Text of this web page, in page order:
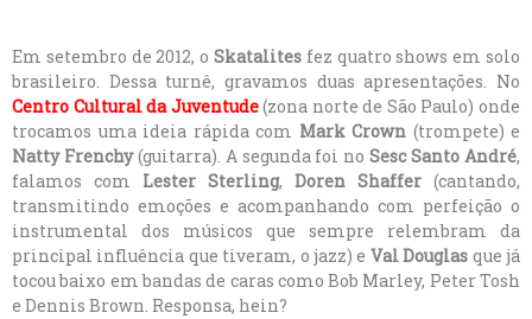
Em setembro de 2012, o Skatalites fez quatro shows em solo
brasileiro. Dessa turnê, gravamos duas apresentações. No
Centro Cultural da Juventude(zona norte de São Paulo) onde
trocamos uma ideia rápida com Mark Crown (trompete) e
Natty Frenchy(guitarra). A segunda foi noSesc Santo André,
falamos com Lester Sterling, Doren Shaffer (cantando,
transmitindo emoções e acompanhando com perfeição o
instrumental dos músicos que sempre relembram da
principal influência que tiveram, o jazz) e Val Douglas que já
tocou baixo em bandas de caras como Bob Marley, Peter Tosh
e Dennis Brown. Responsa, hein?